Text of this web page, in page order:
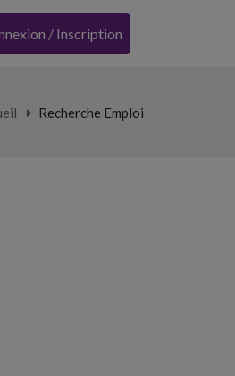
/ Inscription
Recherche Emploi